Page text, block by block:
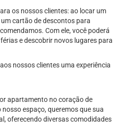
os nossos clientes: ao locar um
cartão de descontos para
Com ele, você poderá
e descobrir novos lugares para
nossos clientes uma experiência
apartamento no coração de
espaço, queremos que sua
oferecendo diversas comodidades